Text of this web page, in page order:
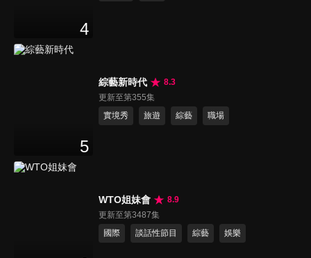
4
5
綜藝新時代
8.3
更新至第355集
實境秀
旅遊 綜藝 職場
WTO姐妹會
8.9
更新至第3487集
國際
談話性節目 綜藝 娛樂